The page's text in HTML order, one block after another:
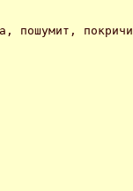
пошумит,